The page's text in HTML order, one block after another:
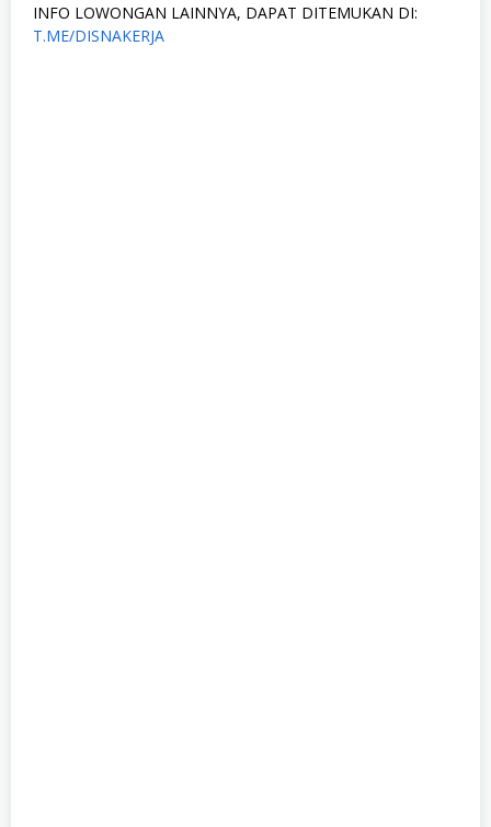
INFO LOWONGAN LAINNYA, DAPAT DITEMUKAN DI:
T.ME/DISNAKERJA